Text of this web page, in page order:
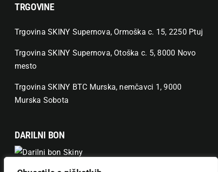
TRGOVINE
Trgovina SKINY Supernova, Ormoška c. 15, 2250 Ptuj
Trgovina SKINY Supernova, Otoška c. 5, 8000 Novo
mesto
Trgovina SKINY BTC Murska, nemčavci 1, 9000
Murska Sobota
DARILNI BON